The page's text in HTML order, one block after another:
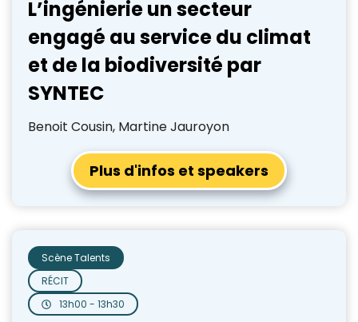
L’ingénierie un secteur
engagé au service du climat
et de la biodiversité par
SYNTEC
Benoit Cousin, Martine Jauroyon
Plus d'infos et speakers
13h00 - 13h30
RÉCIT
Scène Talents